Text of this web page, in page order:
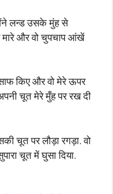
लन्ड उसके मुंह से
और वो चुपचाप आंखें
किए और वो मेरे ऊपर
चूत मेरे मुँह पर रख दी
चूत पर लौड़ा रगड़ा. वो
चूत में घुसा दिया.